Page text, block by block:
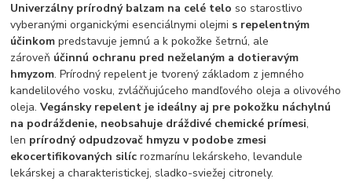
Univerzálny prírodný balzam na celé telo so starostlivo
vyberanými organickými esenciálnymi olejmi s repelentným
účinkom predstavuje jemnú a k pokožke šetrnú, ale
zároveň účinnú ochranu pred neželaným a dotieravým
hmyzom. Prírodný repelent je tvorený základom z jemného
kandelilového vosku, zvláčňujúceho mandľového oleja a olivového
oleja.Vegánsky repelent je ideálny aj pre pokožku náchylnú
na podráždenie, neobsahuje dráždivé chemické prímesi,
len prírodný odpudzovač hmyzu v podobe zmesi
ekocertifikovaných silíc rozmarínu lekárskeho, levandule
lekárskej a charakteristickej, sladko-sviežej citronely.